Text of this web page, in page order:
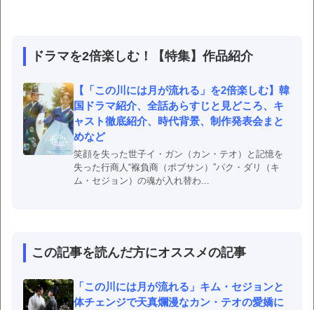
ドラマを2倍楽しむ！【特集】作品紹介
【「この川には月が流れる」を2倍楽しむ】韓
国ドラマ紹介、全話あらすじと見どころ、キ
ャスト徹底紹介、時代背景、制作発表会まと
めなど
笑顔を失った世子イ・ガン（カン・テオ）と記憶を
失った行商人“褓負商（ポブサン）”パク・ダリ（キ
ム・セジョン）の魂が入れ替わ...
この記事を読んだ方にオススメの記事
「この川には月が流れる」キム・セジョンと
体チェンジで天真爛漫なカン・テオの愛嬌に